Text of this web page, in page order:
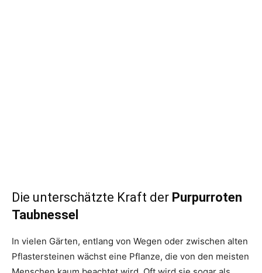
Die unterschätzte Kraft der Purpurroten
Taubnessel
In vielen Gärten, entlang von Wegen oder zwischen alten
Pflastersteinen wächst eine Pflanze, die von den meisten